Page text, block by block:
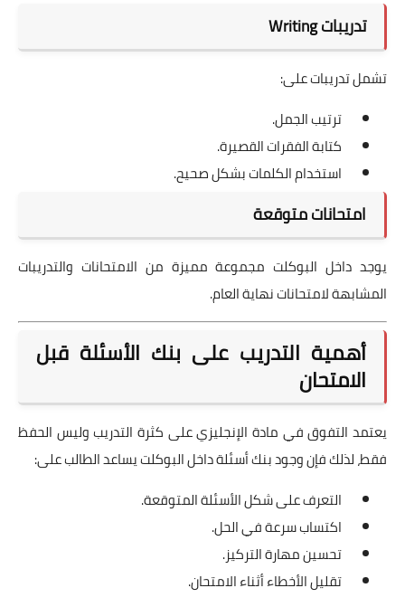
تدريبات Writing
تشمل تدريبات على:
ترتيب الجمل.
كتابة الفقرات القصيرة.
استخدام الكلمات بشكل صحيح.
امتحانات متوقعة
يوجد داخل البوكلت مجموعة مميزة من الامتحانات والتدريبات
المشابهة لامتحانات نهاية العام.
أهمية التدريب على بنك الأسئلة قبل
الامتحان
يعتمد التفوق في مادة الإنجليزي على كثرة التدريب وليس الحفظ
فقط، لذلك فإن وجود بنك أسئلة داخل البوكلت يساعد الطالب على:
التعرف على شكل الأسئلة المتوقعة.
اكتساب سرعة في الحل.
تحسين مهارة التركيز.
تقليل الأخطاء أثناء الامتحان.